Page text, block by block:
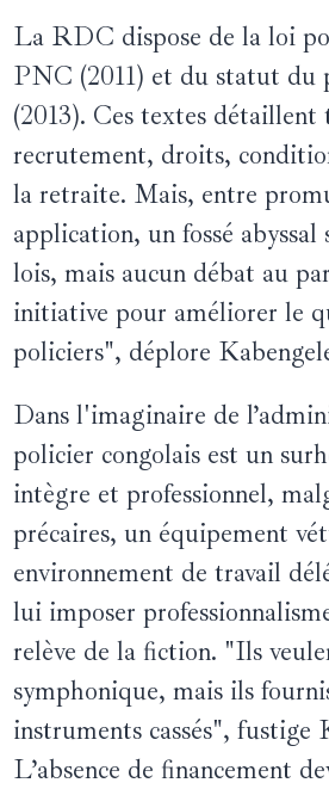
La RDC dispose de la loi
PNC (2011) et du statut du
(2013). Ces textes détaillent
recrutement, droits,
la retraite. Mais, entre
application, un fossé abyssal
lois, mais aucun débat au
initiative pour améliorer le
policiers", déplore
Dans l'imaginaire de
policier congolais est un
intègre et professionnel,
précaires, un équipement
environnement de travail
lui imposer
relève de la fiction. "Ils
symphonique, mais ils
instruments cassés", fustige
L’absence de financement